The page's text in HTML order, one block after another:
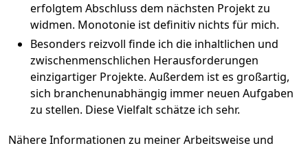
erfolgtem Abschluss dem nächsten Projekt zu
widmen. Monotonie ist definitiv nichts für mich.
Besonders reizvoll finde ich die inhaltlichen und
zwischenmenschlichen Herausforderungen
einzigartiger Projekte. Außerdem ist es großartig,
sich branchenunabhängig immer neuen Aufgaben
zu stellen. Diese Vielfalt schätze ich sehr.
Nähere Informationen zu meiner Arbeitsweise und